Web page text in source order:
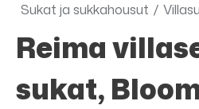
Sukat ja sukkahousut /
Reima villasekoite
sukat,